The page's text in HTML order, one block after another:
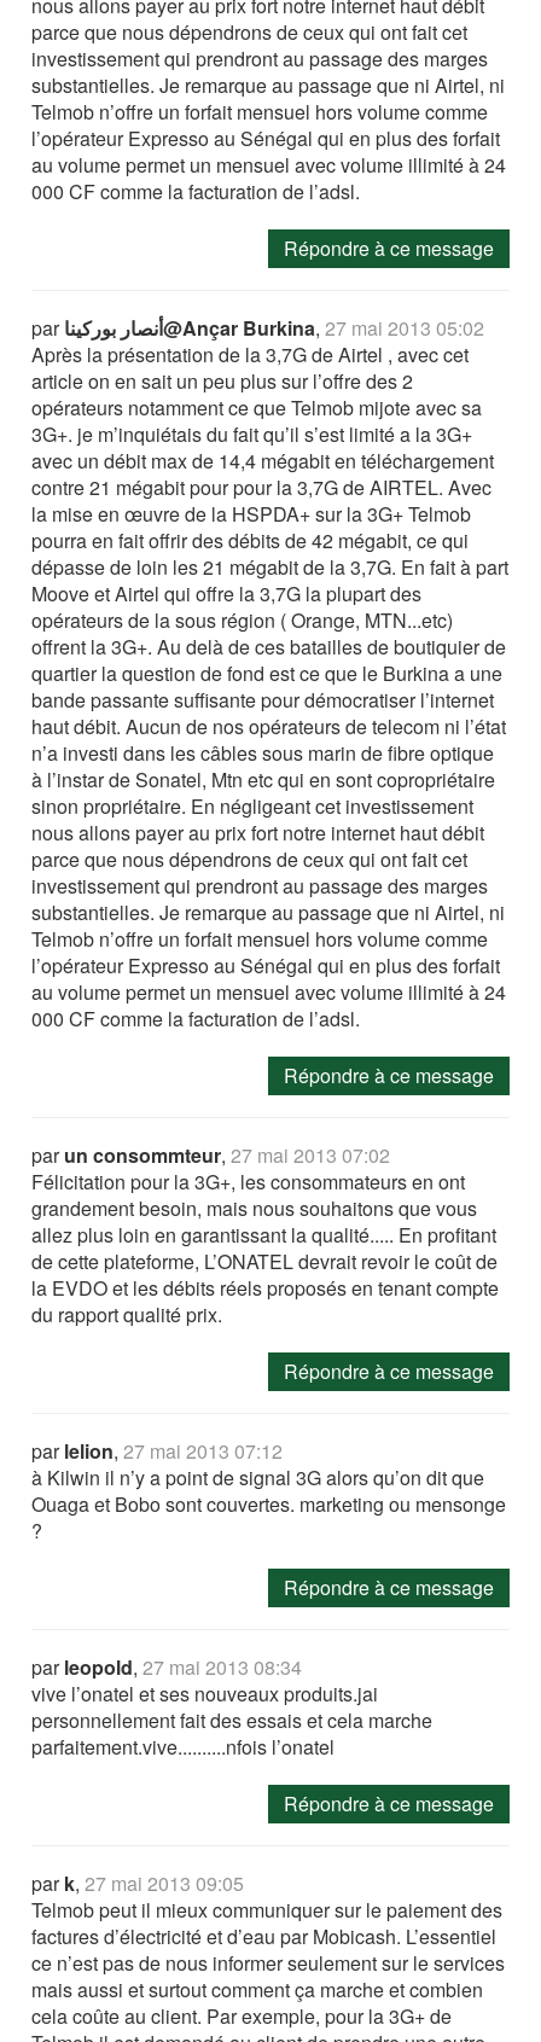
parce que nous dépendrons de ceux qui ont fait cet
investissement qui prendront au passage des marges
substantielles. Je remarque au passage que ni Airtel, ni
Telmob n’offre un forfait mensuel hors volume comme
l’opérateur Expresso au Sénégal qui en plus des forfait
au volume permet un mensuel avec volume illimité à 24
000 CF comme la facturation de l’adsl.
Répondre à ce message
par أنصار بوركينا@Ançar Burkina,27 mai 2013 05:02
Après la présentation de la 3,7G de Airtel , avec cet
article on en sait un peu plus sur l’offre des 2
opérateurs notamment ce que Telmob mijote avec sa
3G+. je m’inquiétais du fait qu’il s’est limité a la 3G+
avec un débit max de 14,4 mégabit en téléchargement
contre 21 mégabit pour pour la 3,7G de AIRTEL. Avec
la mise en œuvre de la HSPDA+ sur la 3G+ Telmob
pourra en fait offrir des débits de 42 mégabit, ce qui
dépasse de loin les 21 mégabit de la 3,7G. En fait à part
Moove et Airtel qui offre la 3,7G la plupart des
opérateurs de la sous région ( Orange, MTN...etc)
offrent la 3G+. Au delà de ces batailles de boutiquier de
quartier la question de fond est ce que le Burkina a une
bande passante suffisante pour démocratiser l’internet
haut débit. Aucun de nos opérateurs de telecom ni l’état
n’a investi dans les câbles sous marin de fibre optique
à l’instar de Sonatel, Mtn etc qui en sont copropriétaire
sinon propriétaire. En négligeant cet investissement
nous allons payer au prix fort notre internet haut débit
parce que nous dépendrons de ceux qui ont fait cet
investissement qui prendront au passage des marges
substantielles. Je remarque au passage que ni Airtel, ni
Telmob n’offre un forfait mensuel hors volume comme
l’opérateur Expresso au Sénégal qui en plus des forfait
au volume permet un mensuel avec volume illimité à 24
000 CF comme la facturation de l’adsl.
Répondre à ce message
parun consommteur,27 mai 2013 07:02
Félicitation pour la 3G+, les consommateurs en ont
grandement besoin, mais nous souhaitons que vous
allez plus loin en garantissant la qualité..... En profitant
de cette plateforme, L’ONATEL devrait revoir le coût de
la EVDO et les débits réels proposés en tenant compte
du rapport qualité prix.
Répondre à ce message
parlelion,27 mai 2013 07:12
à Kilwin il n’y a point de signal 3G alors qu’on dit que
Ouaga et Bobo sont couvertes. marketing ou mensonge
?
Répondre à ce message
parleopold,27 mai 2013 08:34
vive l’onatel et ses nouveaux produits.jai
personnellement fait des essais et cela marche
parfaitement.vive..........nfois l’onatel
Répondre à ce message
park,27 mai 2013 09:05
Telmob peut il mieux communiquer sur le paiement des
factures d’électricité et d’eau par Mobicash. L’essentiel
ce n’est pas de nous informer seulement sur le services
mais aussi et surtout comment ça marche et combien
cela coûte au client. Par exemple, pour la 3G+ de